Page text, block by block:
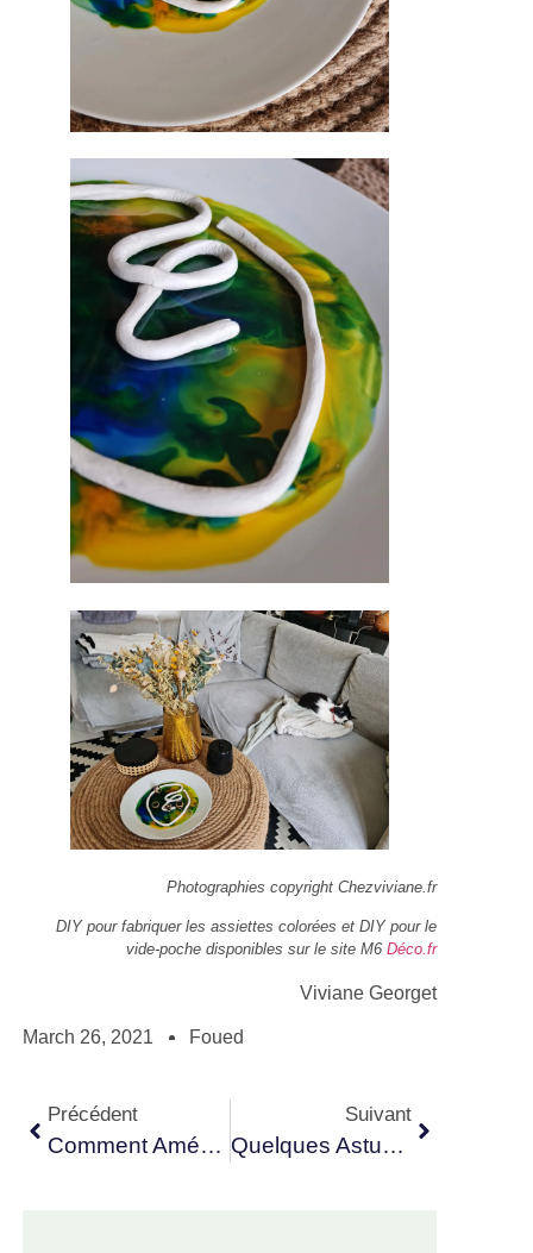
Photographies copyright Chezviviane.fr
DIY pour fabriquer les assiettes colorées et DIY pour le
vide-poche disponibles sur le site M6Déco.fr
Viviane Georget
March 26, 2021 Foued
Précédent
Comment Aménager Et Préparer Son Jardin À L’arrivée Du Printemps
Suivant
Quelques Astuces Pour Bien Aménager Son Jardin